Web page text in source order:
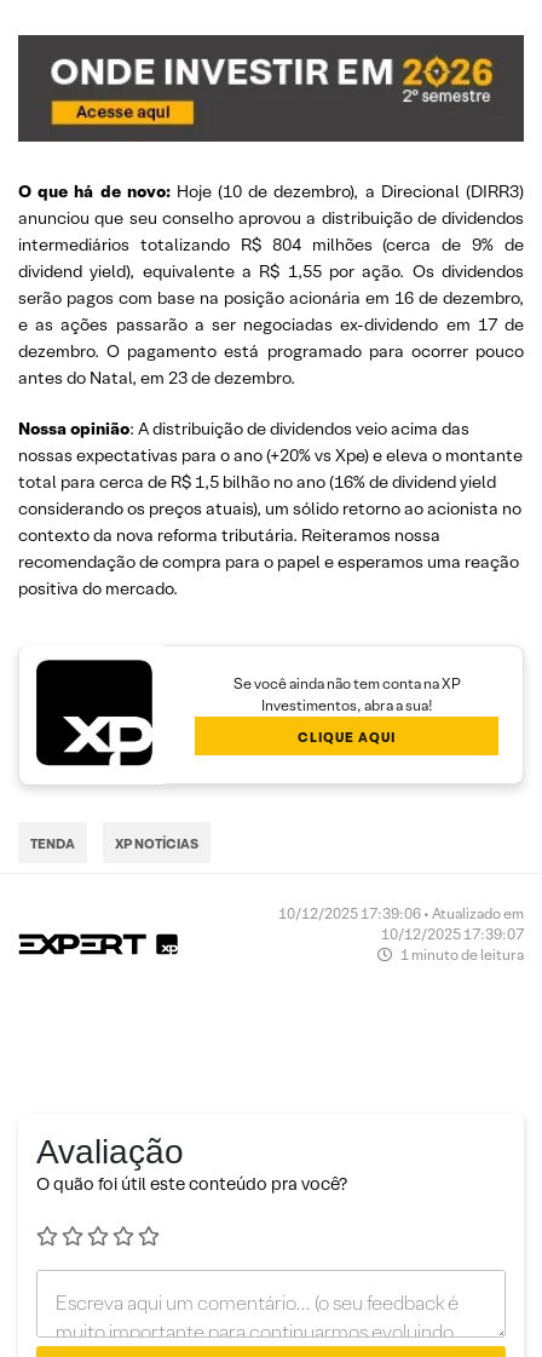
O que há de novo:Hoje (10 de dezembro), a Direcional (DIRR3)
anunciou que seu conselho aprovou a distribuição de dividendos
intermediários totalizando R$ 804 milhões (cerca de 9% de
dividend yield), equivalente a R$ 1,55 por ação. Os dividendos
serão pagos com base na posição acionária em 16 de dezembro,
e as ações passarão a ser negociadas ex-dividendo em 17 de
dezembro. O pagamento está programado para ocorrer pouco
antes do Natal, em 23 de dezembro.
Nossa opinião: A distribuição de dividendos veio acima das
nossas expectativas para o ano (+20% vs Xpe) e eleva o montante
total para cerca de R$ 1,5 bilhão no ano (16% de dividend yield
considerando os preços atuais), um sólido retorno ao acionista no
contexto da nova reforma tributária. Reiteramos nossa
recomendação de compra para o papel e esperamos uma reação
positiva do mercado.
Se você ainda não tem conta na XP
Investimentos, abra a sua!
CLIQUE AQUI
TENDA XP NOTÍCIAS
10/12/2025 17:39:06 • Atualizado em
10/12/2025 17:39:07
1 minuto de leitura
Avaliação
O quão foi útil este conteúdo pra você?